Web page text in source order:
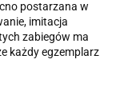
postarzana w
imitacja
zabiegów ma
każdy egzemplarz